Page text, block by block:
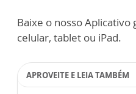
Baixe o nosso
celular, tablet ou iPad.
APROVEITE E LEIA TAMBÉM